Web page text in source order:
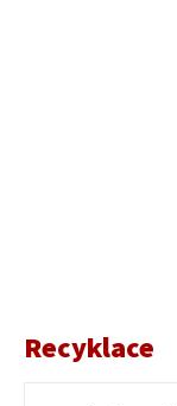
Recyklace